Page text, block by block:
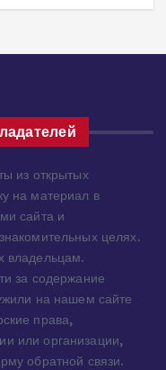
из открытых
на материал в
сайта и
целях.
владельцам.
за содержание
на нашем сайте
права,